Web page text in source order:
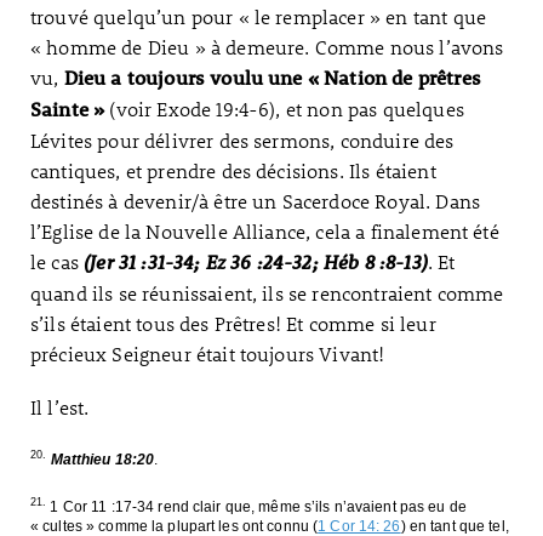
trouvé quelqu’un pour « le remplacer » en tant que
« homme de Dieu » à demeure. Comme nous l’avons
vu, Dieu a toujours voulu une « Nation de prêtres
Sainte » (voir Exode 19:4-6), et non pas quelques
Lévites pour délivrer des sermons, conduire des
cantiques, et prendre des décisions. Ils étaient
destinés à devenir/à être un Sacerdoce Royal. Dans
l’Eglise de la Nouvelle Alliance, cela a finalement été
le cas (Jer 31 :31-34; Ez 36 :24-32; Héb 8 :8-13). Et
quand ils se réunissaient, ils se rencontraient comme
s’ils étaient tous des Prêtres! Et comme si leur
précieux Seigneur était toujours Vivant!
Il l’est.
20. Matthieu 18:20.
21. 1 Cor 11 :17-34 rend clair que, même s’ils n’avaient pas eu de
« cultes » comme la plupart les ont connu (1 Cor 14: 26) en tant que tel,